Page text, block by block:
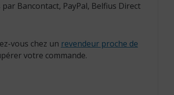
Bancontact, PayPal, Belfius Direct
vous chez un revendeur proche de
votre commande.